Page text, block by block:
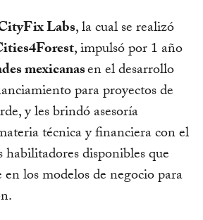
Labs, la cual se realizó
, impulsó por 1 año
mexicanasen el desarrollo
para proyectos de
y les brindó asesoría
técnica y financiera con el
disponibles que
los modelos de negocio para